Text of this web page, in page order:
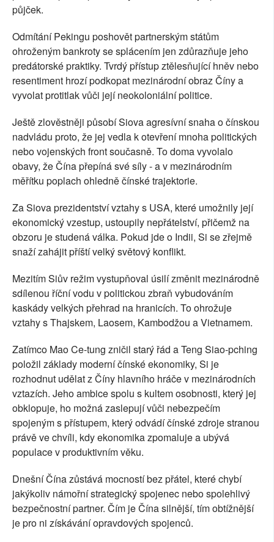
půjček.
Odmítání Pekingu poshovět partnerským státům
ohroženým bankroty se splácením jen zdůrazňuje jeho
predátorské praktiky. Tvrdý přístup ztělesňující hněv nebo
resentiment hrozí podkopat mezinárodní obraz Číny a
vyvolat protitlak vůči její neokoloniální politice.
Ještě zlověstněji působí Siova agresívní snaha o čínskou
nadvládu proto, že jej vedla k otevření mnoha politických
nebo vojenských front současně. To doma vyvolalo
obavy, že Čína přepíná své síly - a v mezinárodním
měřítku poplach ohledně čínské trajektorie.
Za Siova prezidentství vztahy s USA, které umožnily její
ekonomický vzestup, ustoupily nepřátelství, přičemž na
obzoru je studená válka. Pokud jde o Indii, Si se zřejmě
snaží zahájit příští velký světový konflikt.
Mezitím Siův režim vystupňoval úsilí změnit mezinárodně
sdílenou říční vodu v politickou zbraň vybudováním
kaskády velkých přehrad na hranicích. To ohrožuje
vztahy s Thajskem, Laosem, Kambodžou a Vietnamem.
Zatímco Mao Ce-tung zničil starý řád a Teng Siao-pching
položil základy moderní čínské ekonomiky, Si je
rozhodnut udělat z Číny hlavního hráče v mezinárodních
vztazích. Jeho ambice spolu s kultem osobnosti, který jej
obklopuje, ho možná zaslepují vůči nebezpečím
spojeným s přístupem, který odvádí čínské zdroje stranou
právě ve chvíli, kdy ekonomika zpomaluje a ubývá
populace v produktivním věku.
Dnešní Čína zůstává mocností bez přátel, které chybí
jakýkoliv námořní strategický spojenec nebo spolehlivý
bezpečnostní partner. Čím je Čína silnější, tím obtížnější
je pro ni získávání opravdových spojenců.